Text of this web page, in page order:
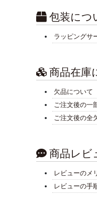
包装につ
ラッピングサ
商品在庫
欠品について
ご注文後の一
ご注文後の全
商品レビ
レビューのメ
レビューの手